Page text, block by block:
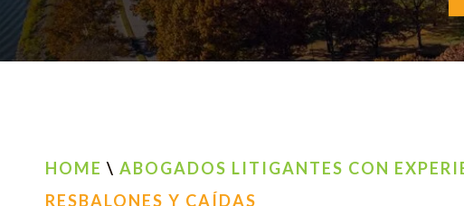
HOME \ ABOGADOS LITIGANTES CON
RESBALONES Y CAÍDAS